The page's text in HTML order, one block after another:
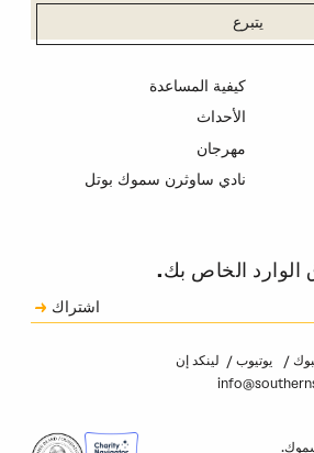
يتبرع
كيفية المساعدة
الأحداث
مهرجان
نادي ساوثرن سموك بوتل
الخاص بك.
اشتراك
يوتيوب لينكد إن